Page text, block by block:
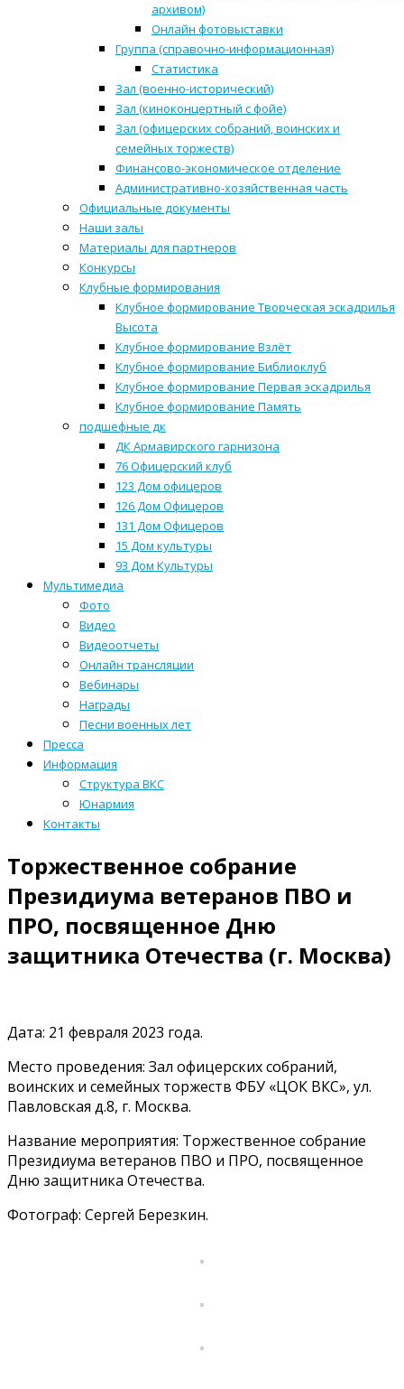
архивом)
Онлайн фотовыставки
Группа (справочно-информационная)
Статистика
Зал (военно-исторический)
Зал (киноконцертный с фойе)
Зал (офицерских собраний, воинских и
семейных торжеств)
Финансово-экономическое отделение
Административно-хозяйственная часть
Официальные документы
Наши залы
Материалы для партнеров
Конкурсы
Клубные формирования
Клубное формирование Творческая эскадрилья
Высота
Клубное формирование Взлёт
Клубное формирование Библиоклуб
Клубное формирование Первая эскадрилья
Клубное формирование Память
подшефные дк
ДК Армавирского гарнизона
76 Офицерский клуб
123 Дом офицеров
126 Дом Офицеров
131 Дом Офицеров
15 Дом культуры
93 Дом Культуры
Мультимедиа
Фото
Видео
Видеоотчеты
Онлайн трансляции
Вебинары
Награды
Песни военных лет
Пресса
Информация
Структура ВКС
Юнармия
Контакты
Торжественное собрание
Президиума ветеранов ПВО и
ПРО, посвященное Дню
защитника Отечества (г. Москва)
Дата: 21 февраля 2023 года.
Место проведения: Зал офицерских собраний,
воинских и семейных торжеств ФБУ «ЦОК ВКС», ул.
Павловская д.8, г. Москва.
Название мероприятия: Торжественное собрание
Президиума ветеранов ПВО и ПРО, посвященное
Дню защитника Отечества.
Фотограф: Сергей Березкин.